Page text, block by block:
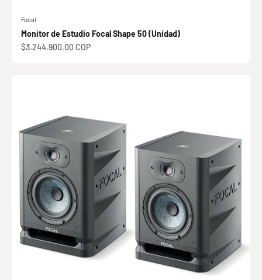
Focal
Monitor de Estudio Focal Shape 50 (Unidad)
Precio de oferta
$3.244.900,00 COP